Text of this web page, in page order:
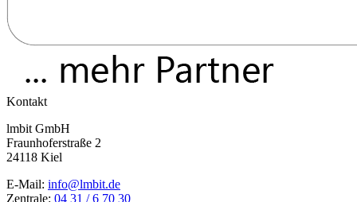
Kontakt
lmbit GmbH
Fraunhoferstraße 2
24118 Kiel
E-Mail: info@lmbit.de
Zentrale: 04 31 / 6 70 30